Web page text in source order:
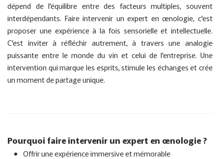
dépend de l'équilibre entre des facteurs multiples, souvent
interdépendants. Faire intervenir un expert en œnologie, c'est
proposer une expérience à la fois sensorielle et intellectuelle.
C'est inviter à réfléchir autrement, à travers une analogie
puissante entre le monde du vin et celui de l'entreprise. Une
intervention qui marque les esprits, stimule les échanges et crée
un moment de partage unique.
Pourquoi faire intervenir un expert en œnologie ?
Offrir une expérience immersive et mémorable